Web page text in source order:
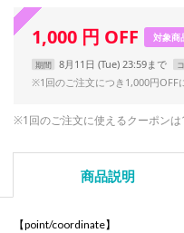
1,000 円 OFF 対象商
期間 8月11日 (Tue) 23:59まで
※1回のご注文につき1,000円OFF
※1回のご注文に使えるクーポンは
商品説明
【point/coordinate】